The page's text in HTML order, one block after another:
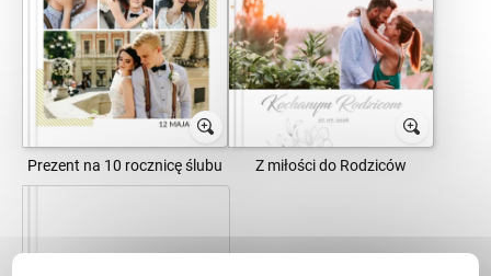
Prezent na 10 rocznicę ślubu Z miłości do Rodziców